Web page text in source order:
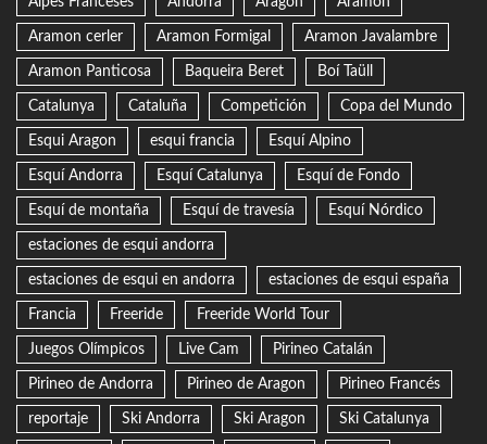
Aramon cerler Aramon Formigal Aramon Javalambre
Aramon Panticosa Baqueira Beret Boí Taüll
Catalunya Cataluña Competición Copa del Mundo
Esqui Aragon esqui francia Esquí Alpino
Esquí Andorra Esquí Catalunya Esquí de Fondo
Esquí de montaña Esquí de travesía Esquí Nórdico
estaciones de esqui andorra
estaciones de esqui en andorra estaciones de esqui españa
Francia Freeride Freeride World Tour
Juegos Olímpicos Live Cam Pirineo Catalán
Pirineo de Andorra Pirineo de Aragon Pirineo Francés
reportaje Ski Andorra Ski Aragon Ski Catalunya